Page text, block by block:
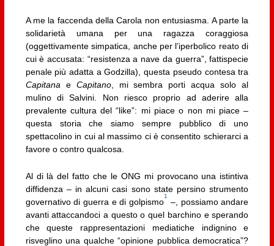
A me la faccenda della Carola non entusiasma. A parte la
solidarietà umana per una ragazza coraggiosa
(oggettivamente simpatica, anche per l’iperbolico reato di
cui è accusata: “resistenza a nave da guerra”, fattispecie
penale più adatta a Godzilla), questa pseudo contesa tra
Capitanae Capitano, mi sembra porti acqua solo al
mulino di Salvini. Non riesco proprio ad aderire alla
prevalente cultura del “like”: mi piace o non mi piace –
questa storia che siamo sempre pubblico di uno
spettacolino in cui al massimo ci è consentito schierarci a
favore o contro qualcosa.
Al di là del fatto che le ONG mi provocano una istintiva
diffidenza – in alcuni casi sono state persino strumento
governativo di guerra e di golpismo
1
–, possiamo andare
avanti attaccandoci a questo o quel barchino e sperando
che queste rappresentazioni mediatiche indignino e
risveglino una qualche “opinione pubblica democratica”?